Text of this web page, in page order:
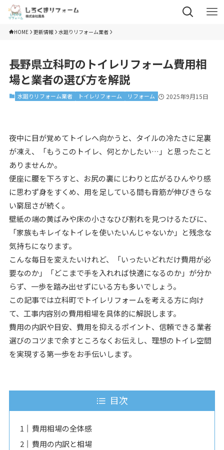
HOME 更新情報 水廻りリフォーム業者
長野県立科町のトイレリフォーム費用相
場と業者の選び方を解説
水廻りリフォーム業者 トイレリフォーム リフォーム 2025年9月15日
夜中に目が覚めてトイレへ向かうと、タイルの冷たさに足裏
が凍え、「もうこのトイレ、何とかしたい…」と思ったこと
ありませんか。
便座に腰を下ろすと、お尻の裏にじわりと広がるひんやり感
に思わず身をすくめ、用を足している間も背筋が伸びきらな
い窮屈さが続く。
壁紙の端の黄ばみや床の小さなひび割れを見つけるたびに、
「家族もキレイなトイレを使いたいんじゃないか」と残念な
気持ちになります。
こんな毎日を変えたいけれど、「いったいどれだけ費用が必
要なのか」「どこまで手を入れれば快適になるのか」が分か
らず、一歩を踏み出せずにいる方も多いでしょう。
この記事では立科町でトイレリフォームを考える方に向け
て、工事内容別の費用相場を具体的に解説します。
費用の内訳や目安、費用を抑えるポイント、信頼できる業者
選びのコツまで余すところなくお伝えし、理想のトイレ空間
を実現する第一歩をお手伝いします。
目次
費用相場の全体感
費用の内訳と相場